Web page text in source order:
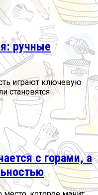
ручные
играют ключевую
становятся
с горами, а